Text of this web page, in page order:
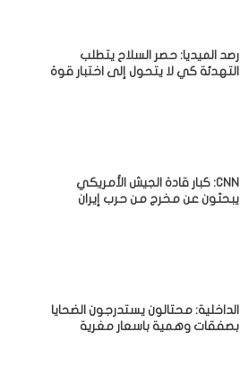
رصد الميديا: حصر السلاح يتطلب
التهدئة كي لا يتحول إلى اختبار قوة
CNN: كبار قادة الجيش الأمريكي
يبحثون عن مخرج من حرب إيران
الداخلية: محتالون يستدرجون الضحايا
بصفقات وهمية باسعار مغرية